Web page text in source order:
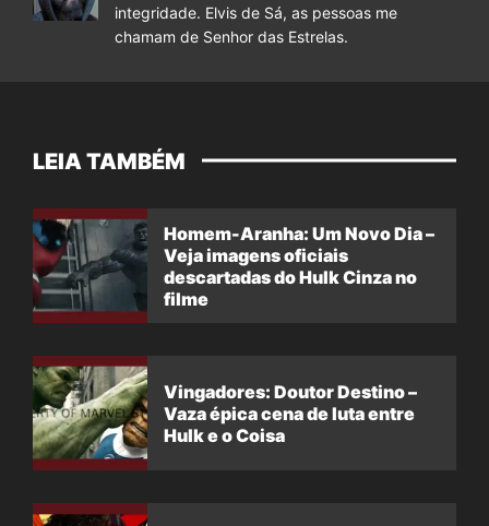
integridade. Elvis de Sá, as pessoas me
chamam de Senhor das Estrelas.
LEIA TAMBÉM
Homem-Aranha: Um Novo Dia –
Veja imagens oficiais
descartadas do Hulk Cinza no
filme
Vingadores: Doutor Destino –
Vaza épica cena de luta entre
Hulk e o Coisa